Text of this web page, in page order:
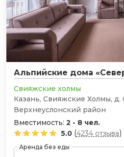
Альпийские дома
Свияжские холмы
Казань, ​Свияжские Холмы, д.
Верхнеуслонский район
Вместимость: 2 - 8 чел.
5.0 (4234 отзыва)
Аренда без еды